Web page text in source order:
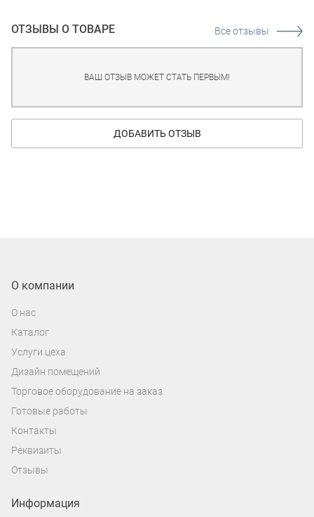
ОТЗЫВЫ О ТОВАРЕ Все отзывы
ВАШ ОТЗЫВ МОЖЕТ СТАТЬ ПЕРВЫМ!
ДОБАВИТЬ ОТЗЫВ
О компании
О нас
Каталог
Услуги цеха
Дизайн помещений
Торговое оборудование на заказ
Готовые работы
Контакты
Реквизиты
Отзывы
Информация